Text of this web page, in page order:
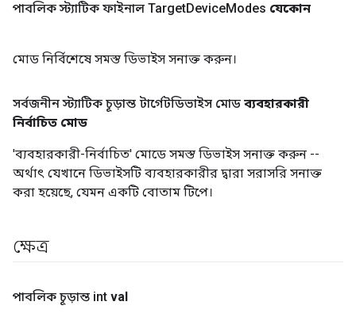
পাবলিক স্ট্যাটিক ফাইনাল TargetDeviceModes যেকোন
মোড নির্বিশেষে সমস্ত ডিভাইস সনাক্ত করুন।
সর্বজনীন স্ট্যাটিক চূড়ান্ত টার্গেটডিভাইস মোড ব্যবহারকারী
নির্বাচিত মোড
'ব্যবহারকারী-নির্বাচিত' মোডে সমস্ত ডিভাইস সনাক্ত করুন --
অর্থাৎ যেখানে ডিভাইসটি ব্যবহারকারীর দ্বারা সরাসরি সনাক্ত
করা হয়েছে, যেমন একটি বোতাম টিপে।
ক্ষেত্র
পাবলিক চূড়ান্ত int val